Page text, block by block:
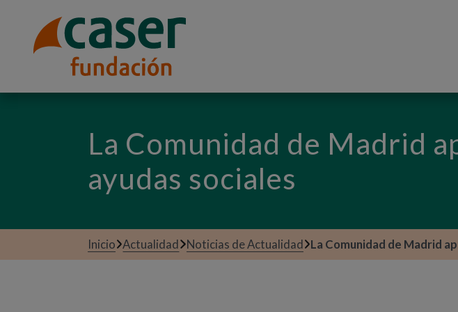
La Comunidad de Madrid
ayudas sociales
Inicio Actualidad Noticias de Actualidad La Comunidad de Madrid